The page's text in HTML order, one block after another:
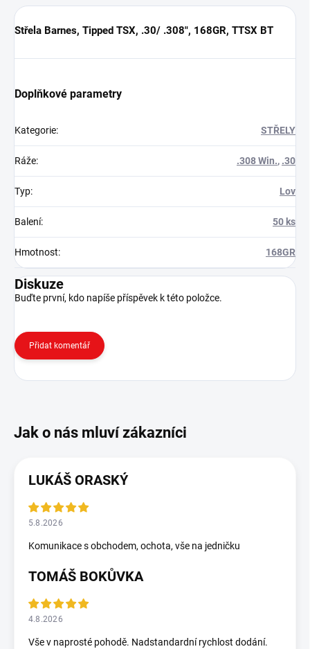
Střela Barnes, Tipped TSX, .30/ .308", 168GR, TTSX BT
Doplňkové parametry
Kategorie: STŘELY
Ráže: .308 Win., .30
Typ: Lov
Balení: 50 ks
Hmotnost: 168GR
Diskuze
Buďte první, kdo napíše příspěvek k této položce.
Přidat komentář
LUKÁŠ ORASKÝ
5.8.2026
Komunikace s obchodem, ochota, vše na jedničku
TOMÁŠ BOKŮVKA
4.8.2026
Vše v naprosté pohodě. Nadstandardní rychlost dodání.